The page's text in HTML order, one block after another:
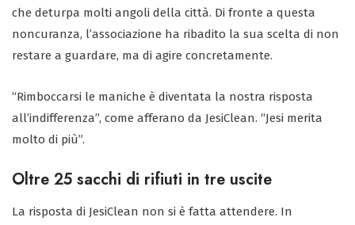
che deturpa molti angoli della città. Di fronte a questa
noncuranza, l’associazione ha ribadito la sua scelta di non
restare a guardare, ma di agire concretamente.
“Rimboccarsi le maniche è diventata la nostra risposta
all’indifferenza”, come afferano da JesiClean. “Jesi merita
molto di più”.
Oltre 25 sacchi di rifiuti in tre uscite
La risposta di JesiClean non si è fatta attendere. In